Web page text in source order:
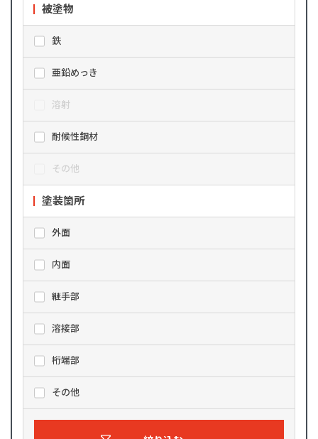
被塗物
鉄
亜鉛めっき
溶射
耐候性鋼材
その他
塗装箇所
外面
内面
継手部
溶接部
桁端部
その他